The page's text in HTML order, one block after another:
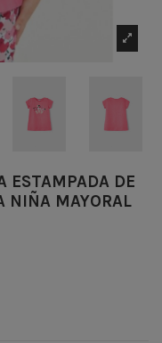
ESTAMPADA DE
NIÑA MAYORAL